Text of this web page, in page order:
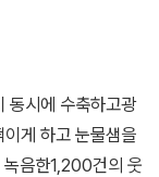
어갔다. 단지, 그
보는 인식의 눈에만
한 시선 역시이어졌
사회적 약자에서
른 곳으로 쫓겨날
무한 대한민국 초등
동시에 수축하고광
게 하고 눈물샘을
음한1,200건의 웃